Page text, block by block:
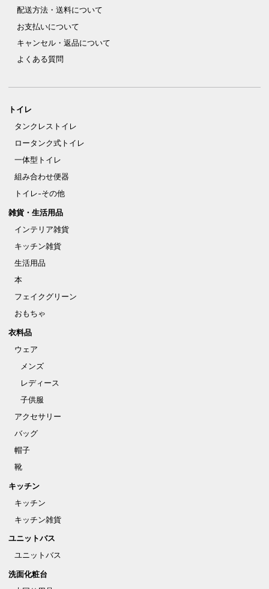
配送方法・送料について
お支払いについて
キャンセル・返品について
よくある質問
トイレ
タンクレストイレ
ロータンク式トイレ
一体型トイレ
組み合わせ便器
トイレ-その他
雑貨・生活用品
インテリア雑貨
キッチン雑貨
生活用品
本
フェイクグリーン
おもちゃ
衣料品
ウェア
メンズ
レディース
子供服
アクセサリー
バッグ
帽子
靴
キッチン
キッチン
キッチン雑貨
ユニットバス
ユニットバス
洗面化粧台